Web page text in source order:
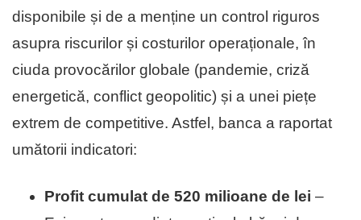
disponibile și de a menține un control riguros
asupra riscurilor și costurilor operaționale, în
ciuda provocărilor globale (pandemie, criză
energetică, conflict geopolitic) și a unei piețe
extrem de competitive. Astfel, banca a raportat
umătorii indicatori:
Profit cumulat de 520 milioane de lei –